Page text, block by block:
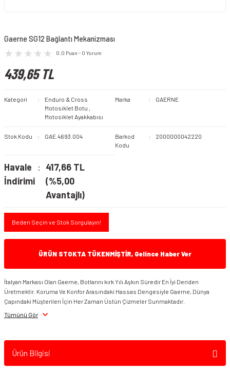
Gaerne SG12 Bağlantı Mekanizması
0.0 Puan - 0 Yorum
439,65 TL
Kategori
Enduro & Cross
Motosiklet Botu ,
Motosiklet Ayakkabısı
Marka GAERNE
Stok Kodu GAE.4693.004
Barkod
Kodu
2000000042220
Havale
İndirimi
417,66 TL
(%5,00
Avantajlı)
Beden Seçin ve Stok Sorgulayın!
ÜRÜN STOKTA TÜKENMİŞTİR, Gelince Haber Ver
İtalyan Markası Olan Gaerne, Botlarını kırk Yılı Aşkın Süredir En İyi Deriden
Üretmektir. Koruma Ve Konfor Arasındaki Hassas Dengesiyle Gaerne, Dünya
Çapındaki Müşterileri İçin Her Zaman Üstün Çizmeler Sunmaktadır.
Tümünü Gör
Ürün Bilgisi